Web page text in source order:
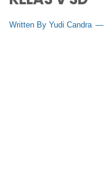
Written By Yudi Candra